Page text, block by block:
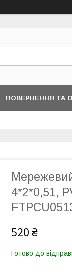
ПОВЕРНЕННЯ ТА
4*2*0,51,
520 ₴
Готово до